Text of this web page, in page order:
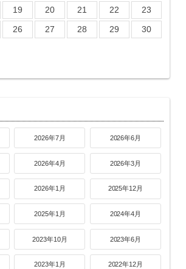
19 20 21 22
23
26 27 28 29
30
2026年7月 2026年6月
2026年4月 2026年3月
2026年1月 2025年12月
2025年1月 2024年4月
2023年10月 2023年6月
2023年1月 2022年12月